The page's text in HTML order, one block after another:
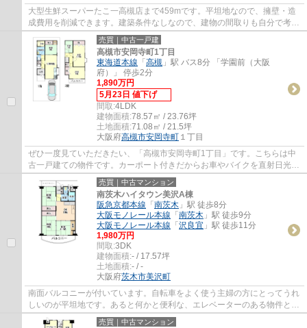
大型生鮮スーパーたこ一高槻店まで459mです。平坦地なので、擁壁・造
成費用を削減できます。建築条件なしなので、建物の間取りも自分で考え
ることが可能で、建築についてじっくり考え...
売買｜中古一戸建
高槻市安岡寺町1丁目
東海道本線 「 高槻 」駅 バス8分 「学園前（大阪
府）」 停歩2分
1,890万円
5月23日 値下げ
間取:4LDK
建物面積:78.57㎡ / 23.76坪
土地面積:71.08㎡ / 21.5坪
大阪府高槻市安岡寺町 １丁目
ぜひ一度見ていただきたい、「高槻市安岡寺町1丁目」です。こちらは中
古一戸建ての物件です。カーポート付きだからお車やバイクを直射日光と
雨から守れます。建物面積78.57平方メート...
売買｜中古マンション
南茨木ハイタウン美沢A棟
阪急京都本線 「 南茨木 」駅 徒歩8分
大阪モノレール本線 「 南茨木 」駅 徒歩9分
大阪モノレール本線 「 沢良宜 」駅 徒歩11分
1,980万円
間取:3DK
建物面積:- / 17.57坪
土地面積:- / -
大阪府茨木市美沢町
南面バルコニーが付いています。自転車をよく使う主婦の方にとってうれ
しいのが平坦地です。あると何かと便利な、エレベーターのある物件とな
っています。すぐに入居できるので、お待...
売買｜中古マンション